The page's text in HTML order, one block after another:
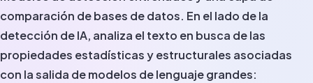
comparación de bases de datos. En el lado de la
detección de IA, analiza el texto en busca de las
propiedades estadísticas y estructurales asociadas
con la salida de modelos de lenguaje grandes: